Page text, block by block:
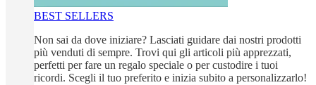
BEST SELLERS
Non sai da dove iniziare? Lasciati guidare dai nostri prodotti
più venduti di sempre. Trovi qui gli articoli più apprezzati,
perfetti per fare un regalo speciale o per custodire i tuoi
ricordi. Scegli il tuo preferito e inizia subito a personalizzarlo!